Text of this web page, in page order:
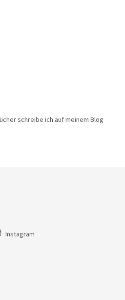
schreibe ich auf meinem Blog
Instagram